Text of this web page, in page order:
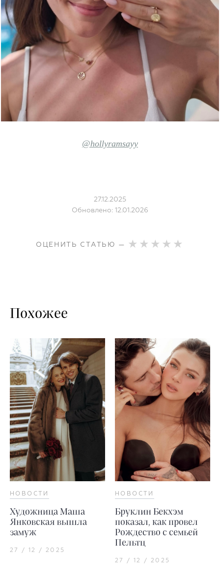
@hollyramsayy
27.12.2025
Обновлено: 12.01.2026
ОЦЕНИТЬ СТАТЬЮ —
Похожее
НОВОСТИ
Художница Маша
Янковская вышла
замуж
27 / 12 / 2025
НОВОСТИ
Бруклин Бекхэм
показал, как провел
Рождество с семьей
Пельтц
27 / 12 / 2025